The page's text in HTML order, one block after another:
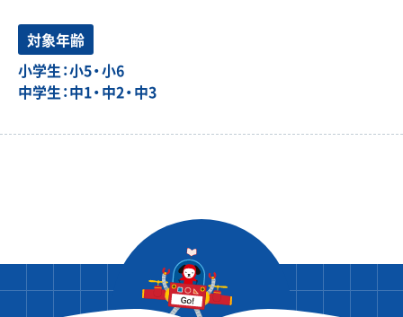
対象年齢
小学生：小5・小6
中学生：中1・中2・中3